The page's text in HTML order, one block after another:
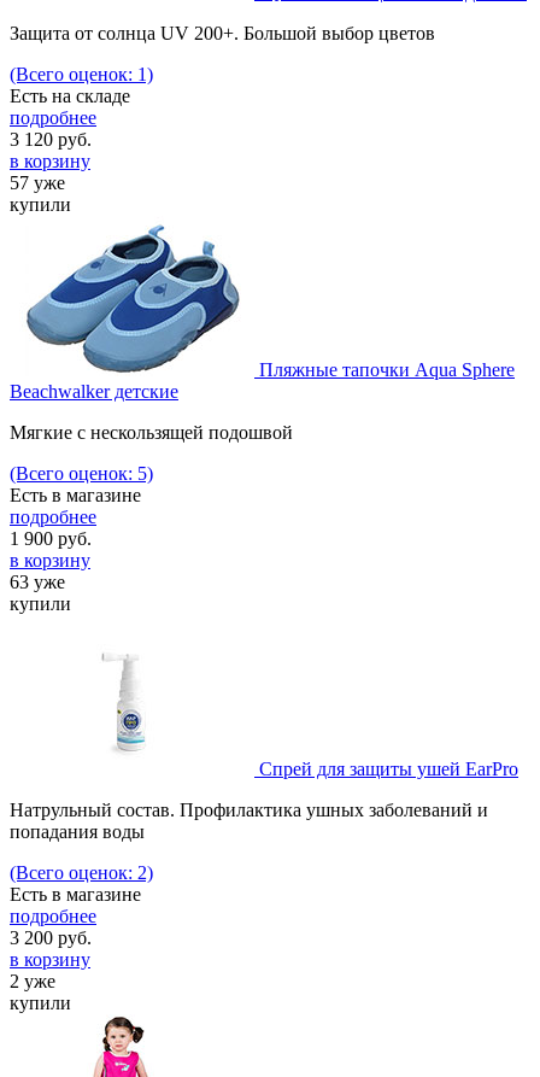
Защита от солнца UV 200+. Большой выбор цветов
(Всего оценок: 1)
Есть на складе
подробнее
3 120 руб.
в корзину
57 уже
купили
Пляжные тапочки Aqua Sphere
Beachwalker детские
Мягкие с нескользящей подошвой
(Всего оценок: 5)
Есть в магазине
подробнее
1 900 руб.
в корзину
63 уже
купили
Спрей для защиты ушей EarPro
Натрульный состав. Профилактика ушных заболеваний и
попадания воды
(Всего оценок: 2)
Есть в магазине
подробнее
3 200 руб.
в корзину
2 уже
купили